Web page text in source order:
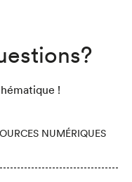
!
NUMÉRIQUES